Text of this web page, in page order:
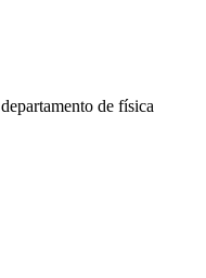
departamento de física